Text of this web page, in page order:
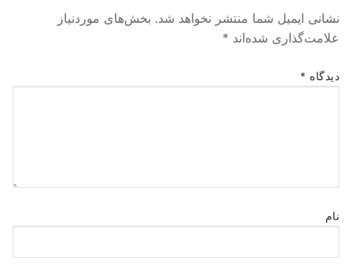
نشانی ایمیل شما منتشر نخواهد شد. بخش‌های موردنیاز
علامت‌گذاری شده‌اند *
دیدگاه *
نام